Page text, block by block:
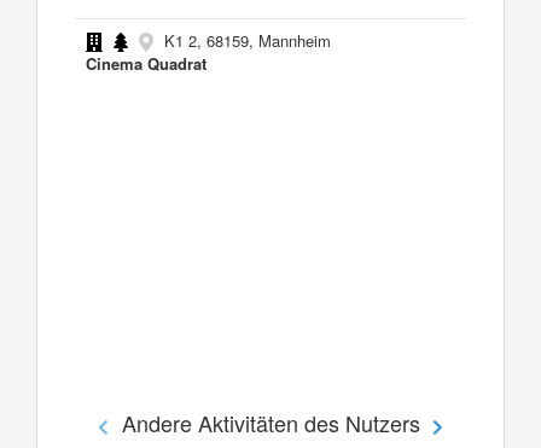
K1 2, 68159, Mannheim
Cinema Quadrat
Andere Aktivitäten des Nutzers